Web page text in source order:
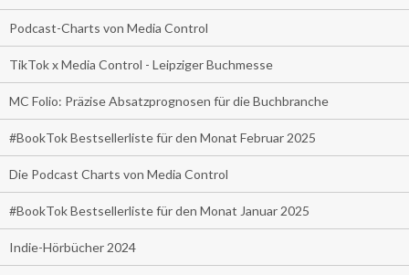
Podcast-Charts von Media Control
TikTok x Media Control - Leipziger Buchmesse
MC Folio: Präzise Absatzprognosen für die Buchbranche
#BookTok Bestsellerliste für den Monat Februar 2025
Die Podcast Charts von Media Control
#BookTok Bestsellerliste für den Monat Januar 2025
Indie-Hörbücher 2024